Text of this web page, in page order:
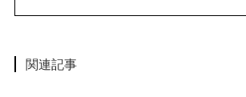
関連記事